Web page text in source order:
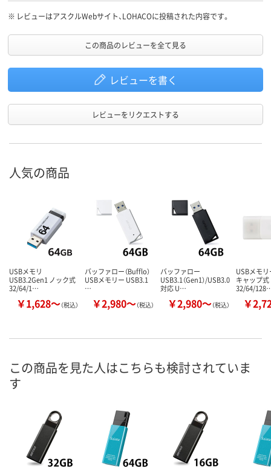
※ レビューはアスクルWebサイト、LOHACOに投稿された内容です。
この商品のレビューを全て見る
レビューを書く
レビューをリクエストする
人気の商品
USBメモリ
USB3.2Gen1 ノック式
32/64/1…
￥1,628～（税込）
バッファロー（Bufflo）
USBメモリー USB3.1
…
￥2,980～（税込）
バッファロー
USB3.1（Gen1）/USB3.0
対応 U…
￥2,980～（税込）
USBメモ
キャップ式
32/64/
￥
この商品を見た人はこちらも検討されていま
す